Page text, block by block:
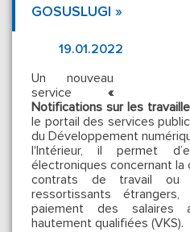
GOSUSLUGI »
19.01.2022
Un nouveau
service «
Notifications sur les
le portail des services
du Développement
l'Intérieur, il permet
électroniques concernant la
contrats de travail
ressortissants
paiement des salaires
hautement qualifiées (VKS).